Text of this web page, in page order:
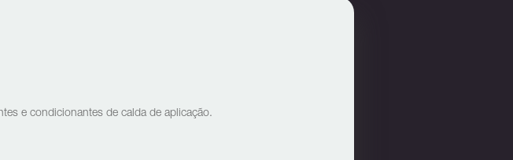
e condicionantes de calda de aplicação.